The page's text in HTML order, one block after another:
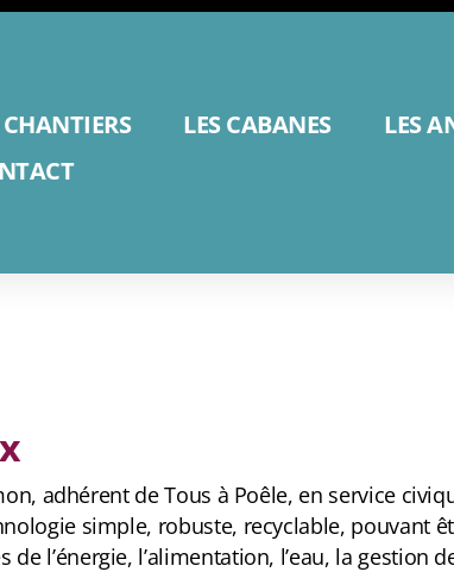
CHANTIERS LES CABANES
LES
adhérent de Tous à Poêle, en service
simple, robuste, recyclable, pouvant
l’énergie, l’alimentation, l’eau, la gestion